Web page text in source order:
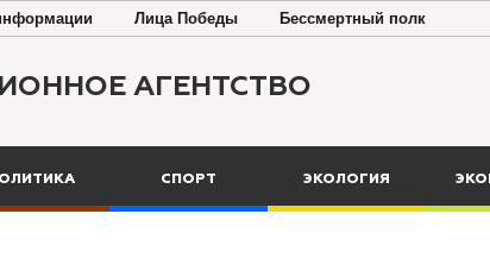
Лица Победы Бессмертный полк
АГЕНТСТВО
СПОРТ ЭКОЛОГИЯ